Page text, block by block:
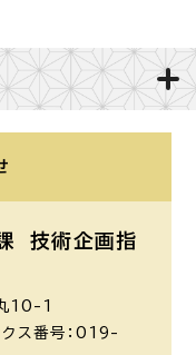
技術企画指
10-1
ス番号：019-